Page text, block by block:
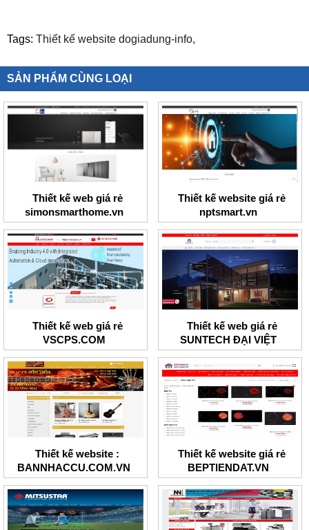
Tags: Thiết kế website dogiadung-info,
SẢN PHẨM CÙNG LOẠI
Thiết kế web giá rẻ
simonsmarthome.vn
Thiết kế website giá rẻ
nptsmart.vn
Thiết kế web giá rẻ
VSCPS.COM
Thiết kế web giá rẻ
SUNTECH ĐẠI VIỆT
Thiết kế website :
BANNHACCU.COM.VN
Thiết kế website giá rẻ
BEPTIENDAT.VN